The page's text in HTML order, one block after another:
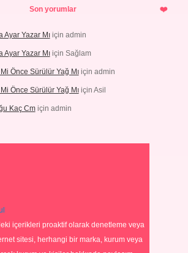
Son yorumlar
Ayar Yazar Mıiçin admin
Ayar Yazar Mıiçin Sağlam
Önce Sürülür Yağ Mıiçin admin
Önce Sürülür Yağ Mıiçin Asil
Kaç Cmiçin admin
içerikleri proaktif olarak denetleme veya
sitesi, herhangi bir marka, kurum veya